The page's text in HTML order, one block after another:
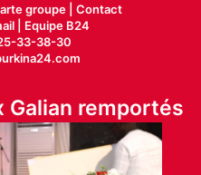
groupe | Contact
|
Equipe B24
33-38-30
Galian remportés